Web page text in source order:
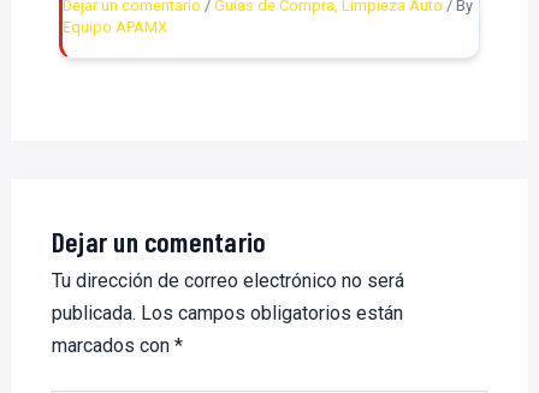
Dejar un comentario / Guías de Compra, Limpieza Auto / By
Equipo APAMX
Dejar un comentario
Tu dirección de correo electrónico no será
publicada. Los campos obligatorios están
marcados con *